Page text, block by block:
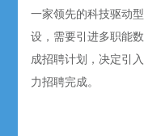
一家领先的科技驱动
设，需要引进多职能
成招聘计划，决定引入
力招聘完成。